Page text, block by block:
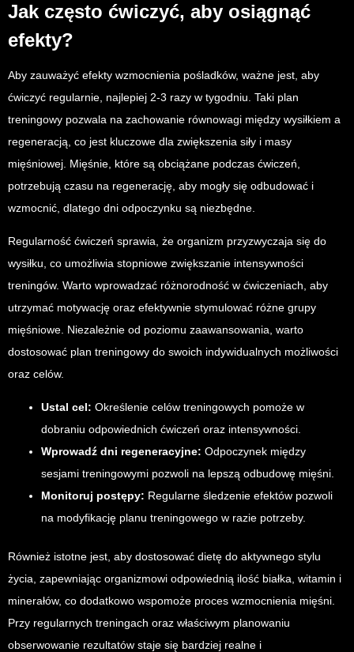
Jak często ćwiczyć, aby osiągnąć
efekty?
Aby zauważyć efekty wzmocnienia pośladków, ważne jest, aby
ćwiczyć regularnie, najlepiej 2-3 razy w tygodniu. Taki plan
treningowy pozwala na zachowanie równowagi między wysiłkiem a
regeneracją, co jest kluczowe dla zwiększenia siły i masy
mięśniowej. Mięśnie, które są obciążane podczas ćwiczeń,
potrzebują czasu na regenerację, aby mogły się odbudować i
wzmocnić, dlatego dni odpoczynku są niezbędne.
Regularność ćwiczeń sprawia, że organizm przyzwyczaja się do
wysiłku, co umożliwia stopniowe zwiększanie intensywności
treningów. Warto wprowadzać różnorodność w ćwiczeniach, aby
utrzymać motywację oraz efektywnie stymulować różne grupy
mięśniowe. Niezależnie od poziomu zaawansowania, warto
dostosować plan treningowy do swoich indywidualnych możliwości
oraz celów.
Ustal cel: Określenie celów treningowych pomoże w
dobraniu odpowiednich ćwiczeń oraz intensywności.
Wprowadź dni regeneracyjne: Odpoczynek między
sesjami treningowymi pozwoli na lepszą odbudowę mięśni.
Monitoruj postępy: Regularne śledzenie efektów pozwoli
na modyfikację planu treningowego w razie potrzeby.
Również istotne jest, aby dostosować dietę do aktywnego stylu
życia, zapewniając organizmowi odpowiednią ilość białka, witamin i
minerałów, co dodatkowo wspomoże proces wzmocnienia mięśni.
Przy regularnych treningach oraz właściwym planowaniu
obserwowanie rezultatów staje się bardziej realne i